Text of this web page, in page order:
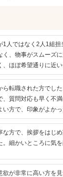
1人ではなく2人1組
く、物事がスムーズ
ほぼ希望通りに近い
ら転職された方でし
、質問対応も早く不
い方で、印象がよかっ
な方で、挨拶をはじ
細かいところに気を
欲が非常に高い方を